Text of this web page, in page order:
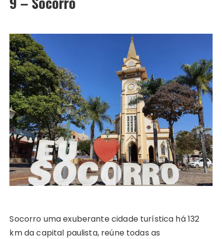
Socorro uma exuberante cidade turística há 132
km da capital paulista, reúne todas as